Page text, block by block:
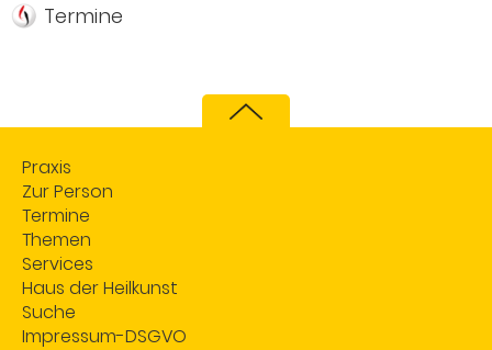
Termine
Praxis
Zur Person
Termine
Themen
Services
Haus der Heilkunst
Suche
Impressum-DSGVO